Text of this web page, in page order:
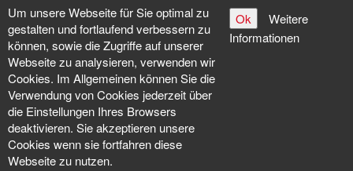
Um unsere Webseite für Sie optimal zu
gestalten und fortlaufend verbessern zu
können, sowie die Zugriffe auf unserer
Webseite zu analysieren, verwenden wir
Cookies. Im Allgemeinen können Sie die
Verwendung von Cookies jederzeit über
die Einstellungen Ihres Browsers
deaktivieren. Sie akzeptieren unsere
Cookies wenn sie fortfahren diese
Webseite zu nutzen.
Ok
Weitere
Informationen